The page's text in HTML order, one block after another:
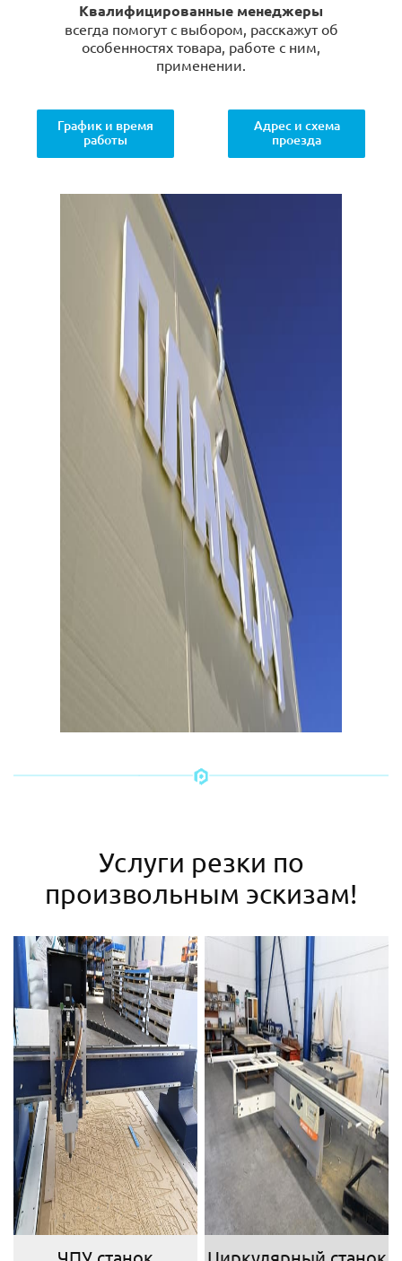
Квалифицированные менеджеры
всегда помогут с выбором, расскажут об
особенностях товара, работе с ним,
применении.
График и время
работы
Адрес и схема
проезда
Услуги резки по
произвольным эскизам!